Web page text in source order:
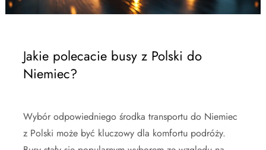
Jakie polecacie busy z Polski do
Niemiec?
Wybór odpowiedniego środka transportu do Niemiec
z Polski może być kluczowy dla komfortu podróży.